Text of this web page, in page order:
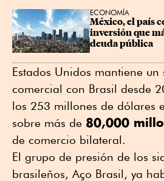
ECONOMÍA
México, el país
inversión que
deuda pública
Estados Unidos mantiene un
comercial con Brasil desde
los 253 millones de dólares
sobre más de 80,000
de comercio bilateral.
El grupo de presión de los
brasileños, Aço Brasil, ya